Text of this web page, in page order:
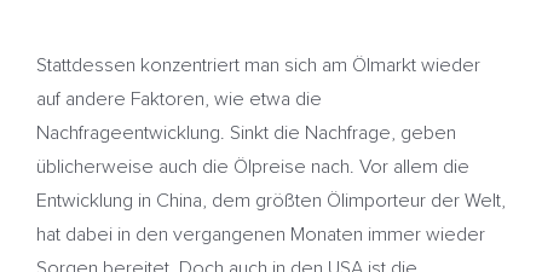
Stattdessen konzentriert man sich am Ölmarkt wieder
auf andere Faktoren, wie etwa die
Nachfrageentwicklung. Sinkt die Nachfrage, geben
üblicherweise auch die Ölpreise nach. Vor allem die
Entwicklung in China, dem größten Ölimporteur der Welt,
hat dabei in den vergangenen Monaten immer wieder